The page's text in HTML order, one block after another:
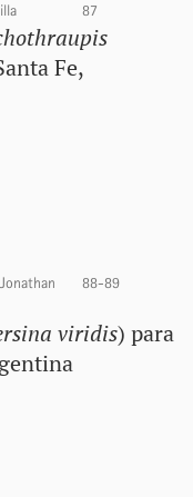
87
Fe,
88-89
viridis) para